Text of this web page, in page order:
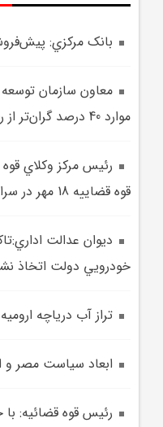
بانک مرکزي:
معاون سازمان
موارد 40 درصد گران‌تر از رقباست
رئيس مرکز وکلاي
قوه قضاييه 18 مهر در سراسر کشور برگزار مي‌شود
ديوان عدالت
خودرويي دولت اتخاذ
تراز آب درياچه
ابعاد سياست مصر و
رئيس قوه قضائيه: